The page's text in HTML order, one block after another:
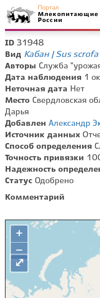
Портал
Млекопитающие
России
ID 31948
Вид Кабан | Sus scrofa
Авторы Служба
Дата наблюдения 1
Неточная дата Нет
Место Свердловская
Дарья
Добавлен Александр
Источник данных
Способ определения
Точность привязки
Надежность
Статус Одобрено
Комментарий
+
−
⤢